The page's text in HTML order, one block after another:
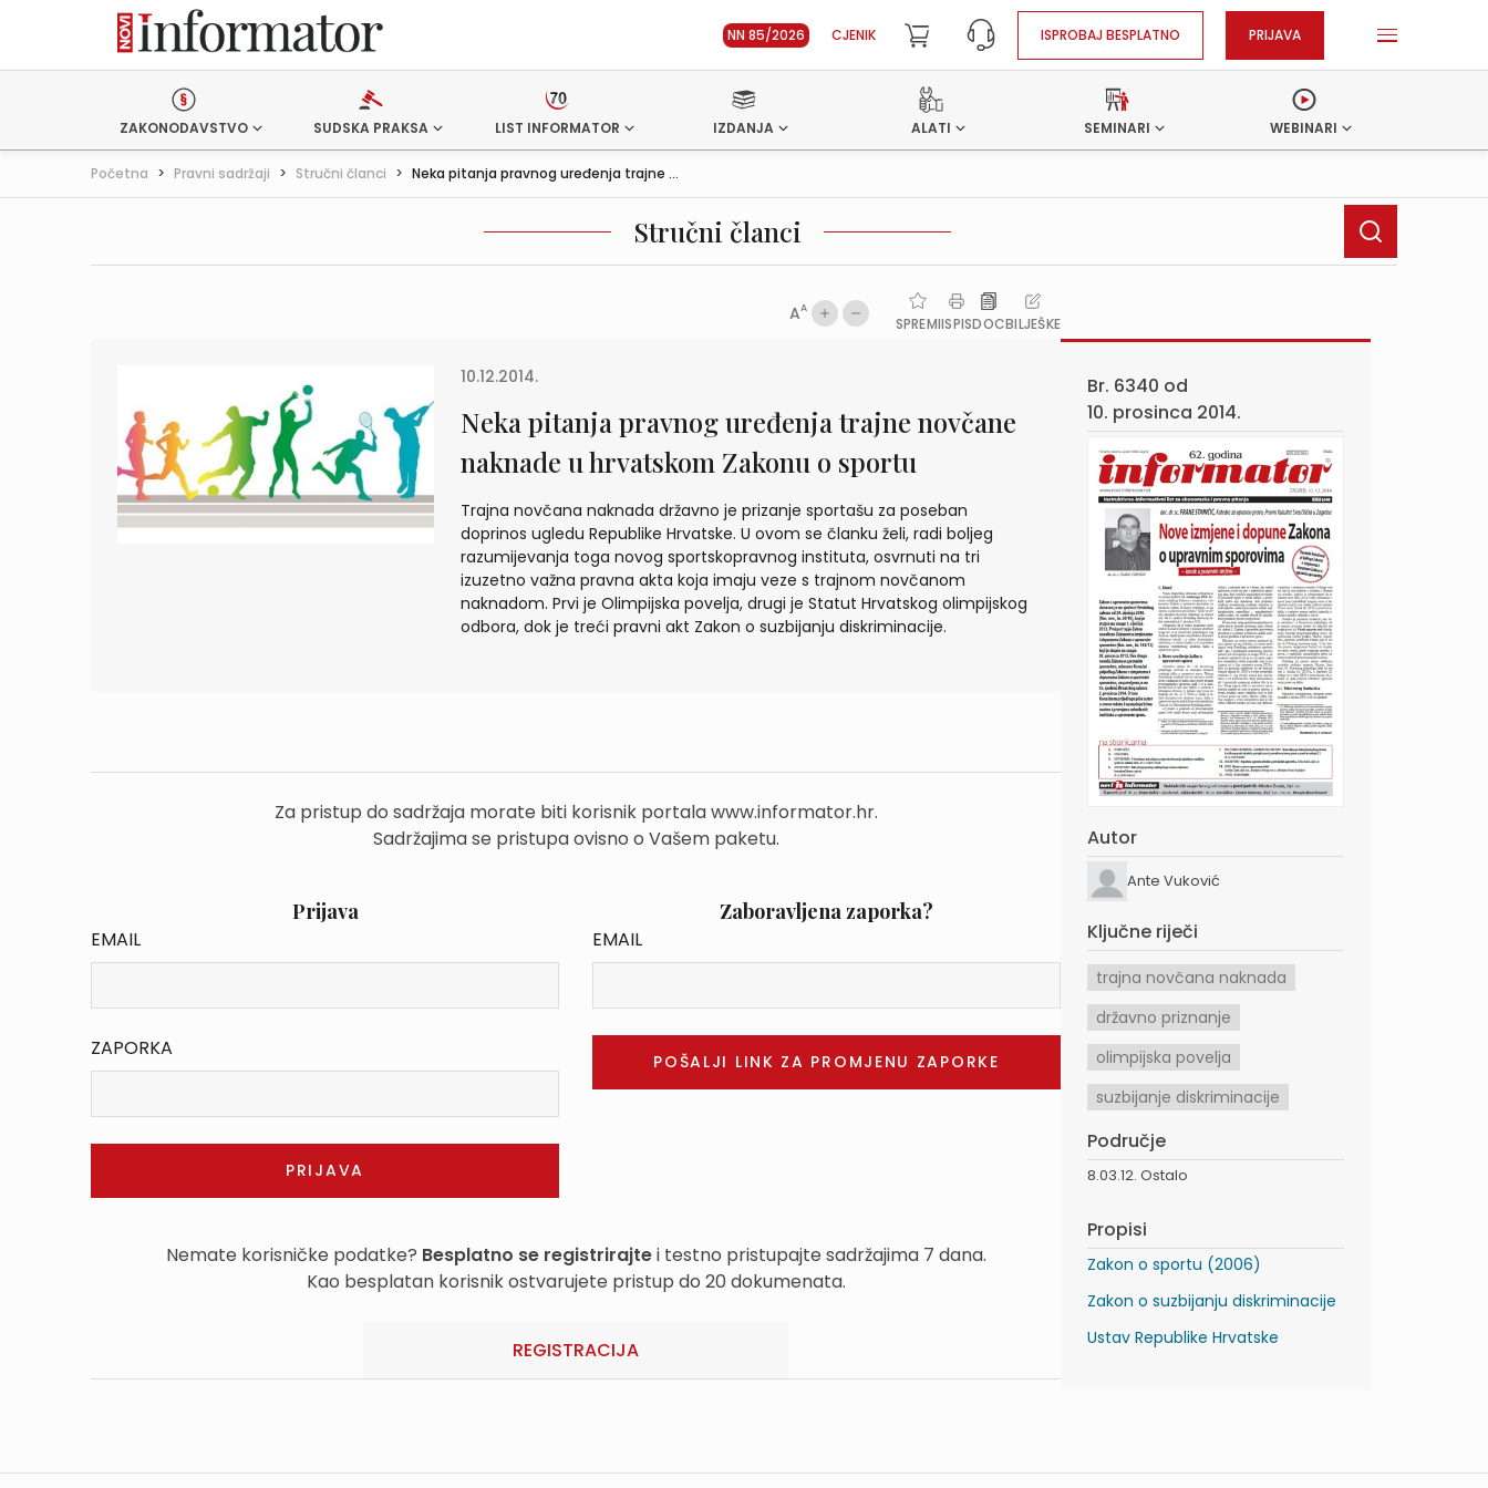
NN 85/2026 CJENIK ISPROBAJ BESPLATNO PRIJAVA
ZAKONODAVSTVO SUDSKA PRAKSA LIST INFORMATOR IZDANJA ALATI SEMINARI WEBINARI
Početna > Pravni sadržaji > Stručni članci > Neka pitanja pravnog uređenja trajne ...
Stručni članci
AA
SPREMIISPISDOCBILJEŠKE
10.12.2014.
Neka pitanja pravnog uređenja trajne novčane
naknade u hrvatskom Zakonu o sportu
Trajna novčana naknada državno je prizanje sportašu za poseban
doprinos ugledu Republike Hrvatske. U ovom se članku želi, radi boljeg
razumijevanja toga novog sportskopravnog instituta, osvrnuti na tri
izuzetno važna pravna akta koja imaju veze s trajnom novčanom
naknadom. Prvi je Olimpijska povelja, drugi je Statut Hrvatskog olimpijskog
odbora, dok je treći pravni akt Zakon o suzbijanju diskriminacije.
Za pristup do sadržaja morate biti korisnik portala www.informator.hr.
Sadržajima se pristupa ovisno o Vašem paketu.
Prijava
EMAIL
ZAPORKA
Zaboravljena zaporka?
EMAIL
Nemate korisničke podatke? Besplatno se registrirajtei testno pristupajte sadržajima 7 dana.
Kao besplatan korisnik ostvarujete pristup do 20 dokumenata.
REGISTRACIJA
Br. 6340 od
10. prosinca 2014.
Autor
Ante Vuković
Ključne riječi
trajna novčana naknada
državno priznanje
olimpijska povelja
suzbijanje diskriminacije
Područje
8.03.12. Ostalo
Propisi
Zakon o sportu (2006)
Zakon o suzbijanju diskriminacije
Ustav Republike Hrvatske